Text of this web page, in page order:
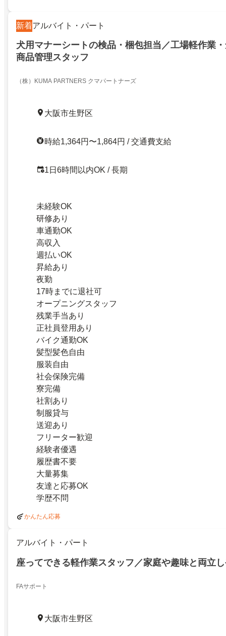
新着アルバイト・パート
犬用マナーシートの検品・梱包担当／工場軽作業
商品管理スタッフ
（株）KUMA PARTNERS クマパートナーズ
大阪市生野区
時給1,364円〜1,864円 / 交通費支給
1日6時間以内OK / 長期
未経験OK
研修あり
車通勤OK
高収入
週払いOK
昇給あり
夜勤
17時までに退社可
オープニングスタッフ
残業手当あり
正社員登用あり
バイク通勤OK
髪型髪色自由
服装自由
社会保険完備
寮完備
社割あり
制服貸与
送迎あり
フリーター歓迎
経験者優遇
履歴書不要
大量募集
友達と応募OK
学歴不問
かんたん応募
アルバイト・パート
座ってできる軽作業スタッフ／家庭や趣味と両立
FAサポート
大阪市生野区